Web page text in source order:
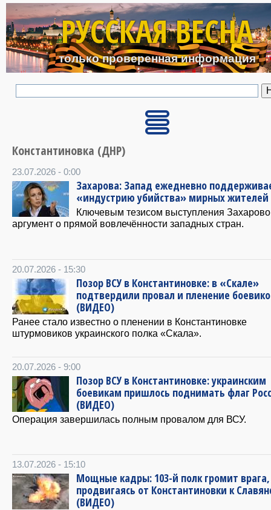
Перейти к основному
РУССКАЯ ВЕСНА
только проверенная информация
Константиновка (ДНР)
23.07.2026 - 0:00
Захарова: Запад ежедневно
«индустрию убийства» мирных жителей
Ключевым тезисом выступления
аргумент о прямой вовлечённости западных стран.
20.07.2026 - 15:30
Позор ВСУ в Константиновке: в «Скале»
подтвердили провал и пленение
(ВИДЕО)
Ранее стало известно о пленении в Константиновке
штурмовиков украинского полка «Скала».
20.07.2026 - 9:00
Позор ВСУ в Константиновке: украинским
боевикам пришлось поднимать флаг
(ВИДЕО)
Операция завершилась полным провалом для ВСУ.
13.07.2026 - 15:10
Мощные кадры: 103-й полк громит врага,
продвигаясь от Константиновки к
(ВИДЕО)